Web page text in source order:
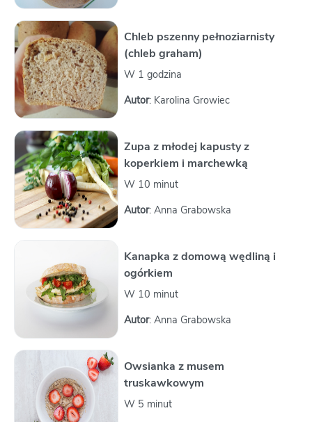
Chleb pszenny pełnoziarnisty
(chleb graham)
W 1 godzina
Autor: Karolina Growiec
Zupa z młodej kapusty z
koperkiem i marchewką
W 10 minut
Autor: Anna Grabowska
Kanapka z domową wędliną i
ogórkiem
W 10 minut
Autor: Anna Grabowska
Owsianka z musem
truskawkowym
W 5 minut